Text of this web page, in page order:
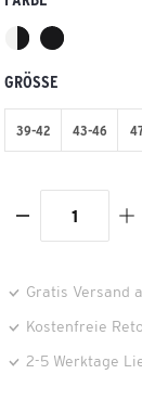
GRÖSSE
39-42 43-46
Gratis Versand
Kostenfreie
2-5 Werktage